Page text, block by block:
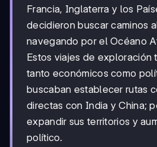
Francia, Inglaterra y los
decidieron buscar caminos
navegando por el Océano
Estos viajes de exploración
tanto económicos como
buscaban establecer rutas
directas con India y China;
expandir sus territorios y
político.